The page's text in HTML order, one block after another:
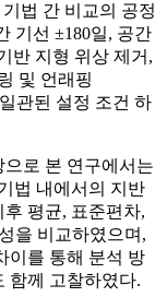
법 간 비교의 공정
기선 ±180일, 공간
반 지형 위상 제거,
및 언래핑
관된 설정 조건 하
로 본 연구에서는
법 내에서의 지반
평균, 표준편차,
을 비교하였으며,
이를 통해 분석 방
함께 고찰하였다.